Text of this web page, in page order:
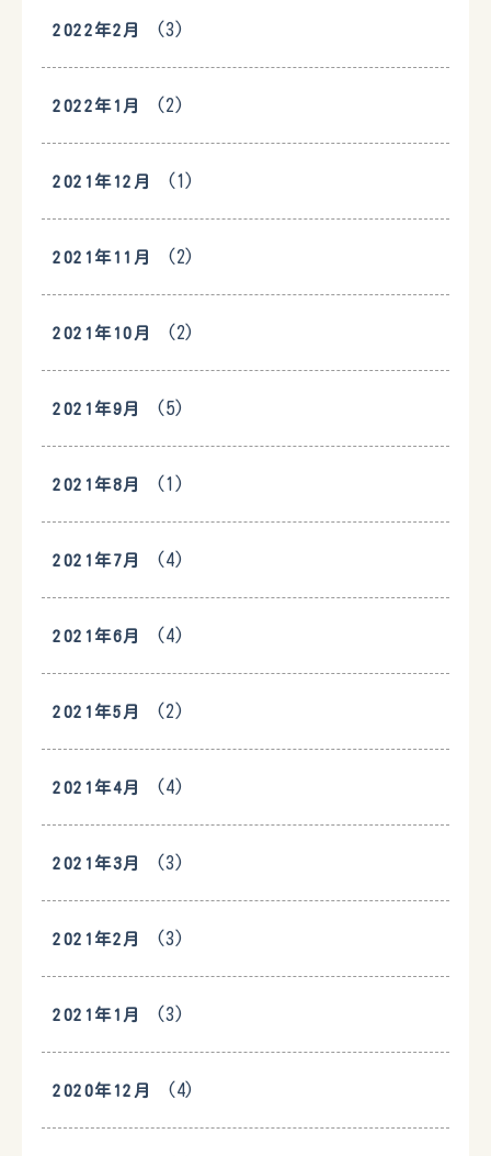
2022年2月 (3)
2022年1月 (2)
2021年12月 (1)
2021年11月 (2)
2021年10月 (2)
2021年9月 (5)
2021年8月 (1)
2021年7月 (4)
2021年6月 (4)
2021年5月 (2)
2021年4月 (4)
2021年3月 (3)
2021年2月 (3)
2021年1月 (3)
2020年12月 (4)